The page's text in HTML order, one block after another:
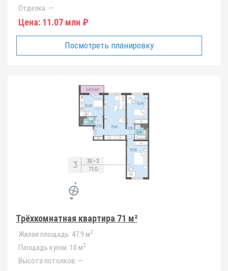
Отделка: —
Цена: 11.07 млн ₽
Посмотреть планировку
Трёхкомнатная квартира 71 м²
Жилая площадь: 47.9 м2
Площадь кухни: 10 м2
Высота потолков: —